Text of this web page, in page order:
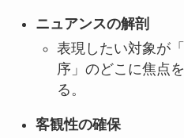
ニュアンスの解剖
表現したい対象が
序」のどこに焦点
る。
客観性の確保